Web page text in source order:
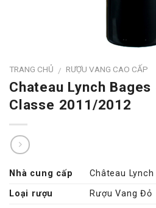
TRANG CHỦ / RƯỢU VANG CAO CẤP
Chateau Lynch
Classe 2011/2012
Nhà cung cấp
Château Lynch
Loại rượu
Rượu Vang Đỏ